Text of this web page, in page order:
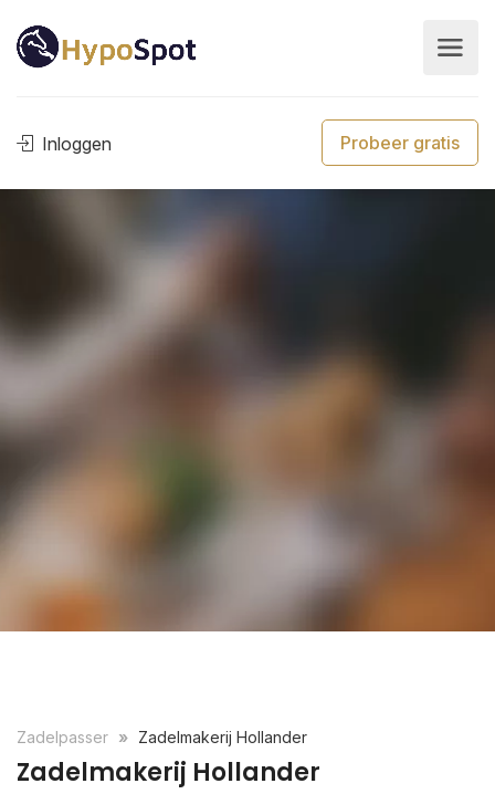
Inloggen Probeer gratis
Zadelpasser Zadelmakerij Hollander
Zadelmakerij Hollander